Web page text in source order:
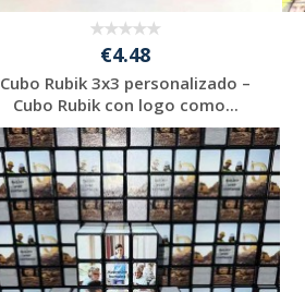
€4.48
Cubo Rubik 3x3 personalizado –
Cubo Rubik con logo como...
Solicitar
presupuesto